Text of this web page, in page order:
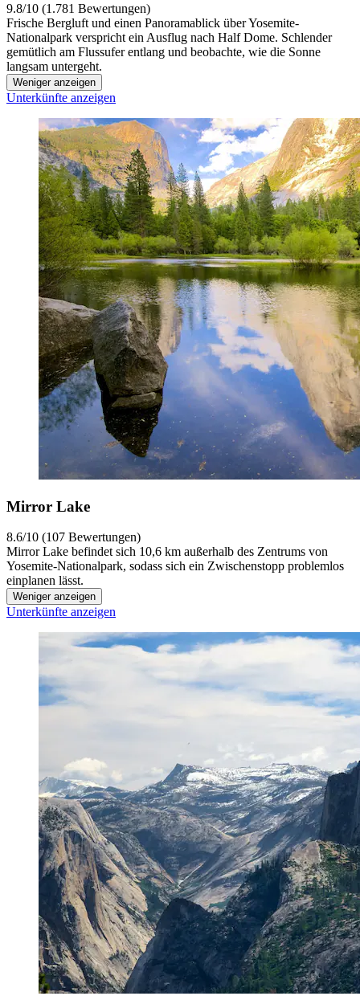
9.8/10 (1.781 Bewertungen)
Frische Bergluft und einen Panoramablick über Yosemite-
Nationalpark verspricht ein Ausflug nach Half Dome. Schlender
gemütlich am Flussufer entlang und beobachte, wie die Sonne
langsam untergeht.
Weniger anzeigen
Unterkünfte anzeigen
Mirror Lake
8.6/10 (107 Bewertungen)
Mirror Lake befindet sich 10,6 km außerhalb des Zentrums von
Yosemite-Nationalpark, sodass sich ein Zwischenstopp problemlos
einplanen lässt.
Weniger anzeigen
Unterkünfte anzeigen